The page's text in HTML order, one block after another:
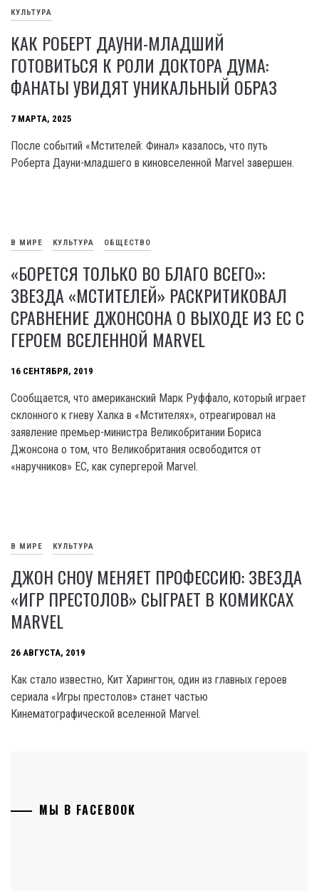
КУЛЬТУРА
КАК РОБЕРТ ДАУНИ-МЛАДШИЙ
ГОТОВИТЬСЯ К РОЛИ ДОКТОРА ДУМА:
ФАНАТЫ УВИДЯТ УНИКАЛЬНЫЙ ОБРАЗ
7 МАРТА, 2025
После событий «Мстителей: Финал» казалось, что путь
Роберта Дауни-младшего в киновселенной Marvel завершен.
В МИРЕ КУЛЬТУРА ОБЩЕСТВО
«БОРЕТСЯ ТОЛЬКО ВО БЛАГО ВСЕГО»:
ЗВЕЗДА «МСТИТЕЛЕЙ» РАСКРИТИКОВАЛ
СРАВНЕНИЕ ДЖОНСОНА О ВЫХОДЕ ИЗ ЕС С
ГЕРОЕМ ВСЕЛЕННОЙ MARVEL
16 СЕНТЯБРЯ, 2019
Сообщается, что американский Марк Руффало, который играет
склонного к гневу Халка в «Мстителях», отреагировал на
заявление премьер-министра Великобритании Бориса
Джонсона о том, что Великобритания освободится от
«наручников» ЕС, как супергерой Marvel.
В МИРЕ КУЛЬТУРА
ДЖОН СНОУ МЕНЯЕТ ПРОФЕССИЮ: ЗВЕЗДА
«ИГР ПРЕСТОЛОВ» СЫГРАЕТ В КОМИКСАХ
MARVEL
26 АВГУСТА, 2019
Как стало известно, Кит Харингтон, один из главных героев
сериала «Игры престолов» станет частью
Кинематографической вселенной Marvel.
МЫ В FACEBOOK